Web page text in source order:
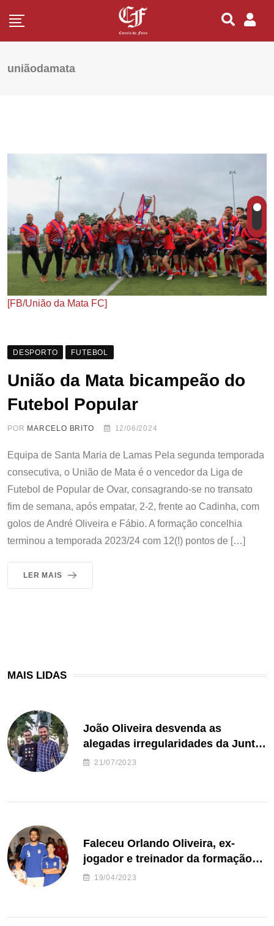
uniãodamata
[FB/União da Mata FC]
DESPORTO FUTEBOL
União da Mata bicampeão do
Futebol Popular
POR MARCELO BRITO 12/06/2024
Equipa de Santa Maria de Lamas Pela segunda temporada
consecutiva, o União de Mata é o vencedor da Liga de
Futebol de Popular de Ovar, consagrando-se no transato
fim de semana, após empatar, 2-2, frente ao Cadinha, com
golos de André Oliveira e Fábio. A formação concelhia
terminou a temporada 2023/24 com 12(!) pontos de […]
LER MAIS
MAIS LIDAS
João Oliveira desvenda as
alegadas irregularidades da Junta
de Freguesia S. João de Ver
21/07/2023
Faleceu Orlando Oliveira, ex-
jogador e treinador da formação
de andebol do Feirense
19/04/2023